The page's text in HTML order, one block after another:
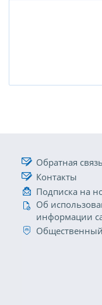
Обратная связь
Контакты
Подписка на
Об
информации